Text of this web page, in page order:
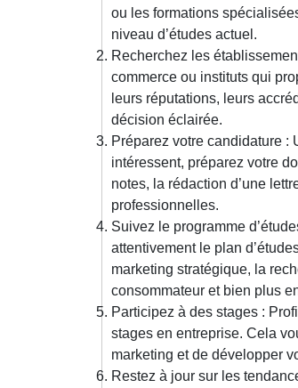
ou les formations
niveau d’études actuel.
Recherchez les
commerce ou instituts qui
leurs réputations, leurs
décision éclairée.
Préparez votre candidature :
intéressent, préparez votre
notes, la rédaction d’une
professionnelles.
Suivez le programme
attentivement le plan
marketing stratégique, la
consommateur et bien plus
Participez à des stages :
stages en entreprise. Cela
marketing et de développer
Restez à jour sur les